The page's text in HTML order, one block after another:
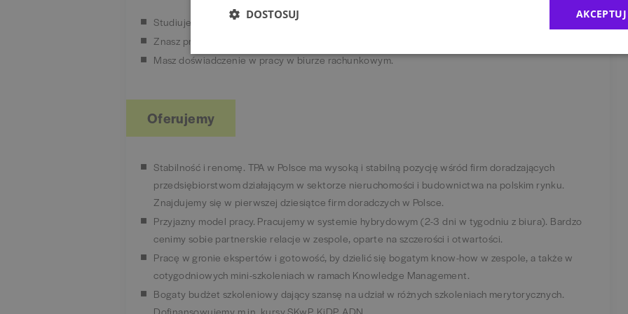
Studiujesz lub ukończyłeś/-aś kierunek związany z ekonomią, finansami czy rachunkowością.
Znasz program Enova 365.
Masz doświadczenie w pracy w biurze rachunkowym.
Oferujemy
Stabilność i renomę. TPA w Polsce ma wysoką i stabilną pozycję wśród firm doradzających
przedsiębiorstwom działającym w sektorze nieruchomości i budownictwa na polskim rynku.
Znajdujemy się w pierwszej dziesiątce firm doradczych w Polsce.
Przyjazny model pracy. Pracujemy w systemie hybrydowym (2-3 dni w tygodniu z biura). Bardzo
cenimy sobie partnerskie relacje w zespole, oparte na szczerości i otwartości.
Pracę w gronie ekspertów i gotowość, by dzielić się bogatym know-how w zespole, a także w
cotygodniowych mini-szkoleniach w ramach Knowledge Management.
Bogaty budżet szkoleniowy dający szansę na udział w różnych szkoleniach merytorycznych.
DOSTOSUJ